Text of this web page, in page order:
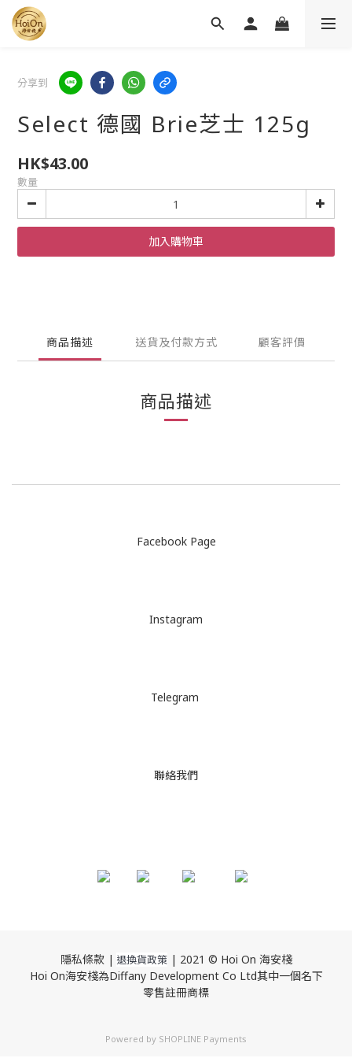
分享到
Select 德國 Brie芝士 125g
HK$43.00
數量
加入購物車
商品描述 送貨及付款方式 顧客評價
商品描述
Facebook Page
Instagram
Telegram
聯絡我們
隱私條款 | 退換貨政策| 2021 © Hoi On 海安棧
Hoi On海安棧為Diffany Development Co Ltd其中一個名下
零售註冊商標
Powered by SHOPLINE Payments